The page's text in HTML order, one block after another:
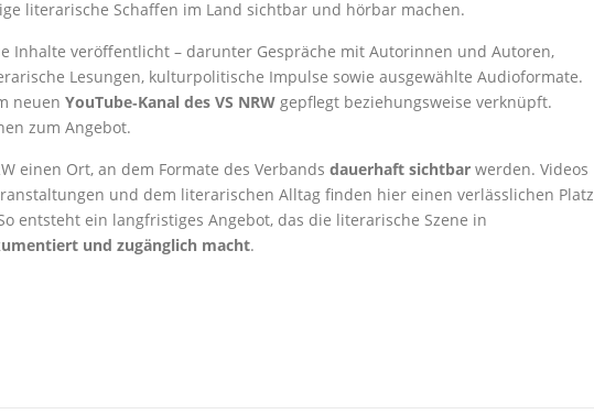
literarische Schaffen im Land sichtbar und hörbar machen.
Inhalte veröffentlicht – darunter Gespräche mit Autorinnen und Autoren,
Lesungen, kulturpolitische Impulse sowie ausgewählte Audioformate.
neuen YouTube‑Kanal des VS NRW gepflegt beziehungsweise verknüpft.
zum Angebot.
einen Ort, an dem Formate des Verbands dauerhaft sichtbar werden. Videos
und dem literarischen Alltag finden hier einen verlässlichen Platz
entsteht ein langfristiges Angebot, das die literarische Szene in
und zugänglich macht.